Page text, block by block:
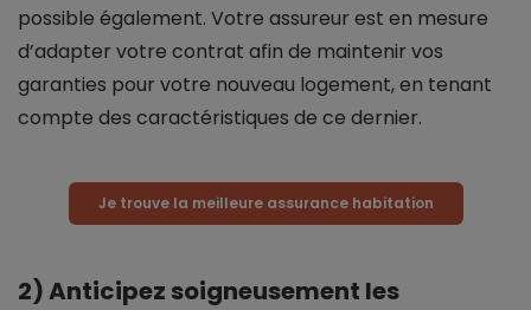
possible également. Votre assureur est en mesure
d’adapter votre contrat afin de maintenir vos
garanties pour votre nouveau logement, en tenant
compte des caractéristiques de ce dernier.
Je trouve la meilleure assurance habitation
2) Anticipez soigneusement les